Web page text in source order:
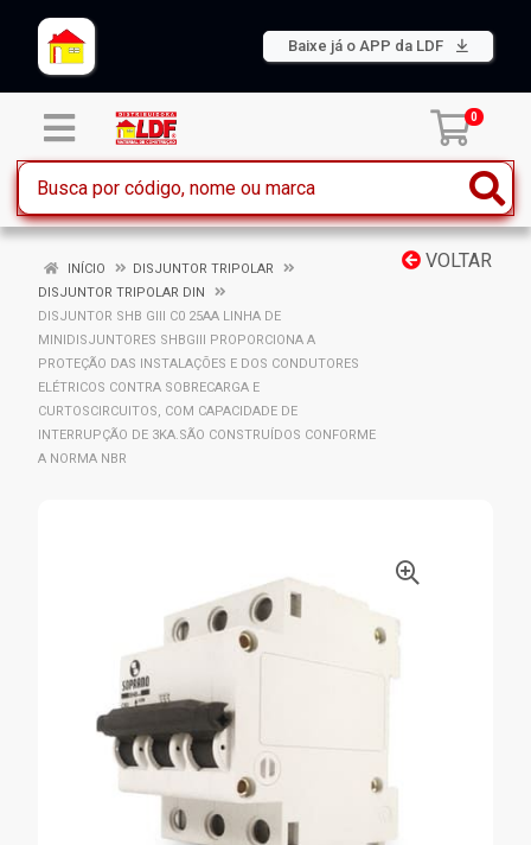
Baixe já o APP da LDF
0
VOLTAR
INÍCIO
DISJUNTOR TRIPOLAR
DISJUNTOR TRIPOLAR DIN
DISJUNTOR SHB GIII C0 25AA LINHA DE
MINIDISJUNTORES SHBGIII PROPORCIONA A
PROTEÇÃO DAS INSTALAÇÕES E DOS CONDUTORES
ELÉTRICOS CONTRA SOBRECARGA E
CURTOSCIRCUITOS, COM CAPACIDADE DE
INTERRUPÇÃO DE 3KA.SÃO CONSTRUÍDOS CONFORME
A NORMA NBR